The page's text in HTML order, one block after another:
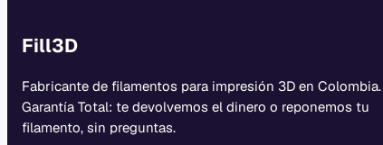
Fill3D
Fabricante de filamentos para impresión 3D en Colombia.
Garantía Total: te devolvemos el dinero o reponemos tu
filamento, sin preguntas.